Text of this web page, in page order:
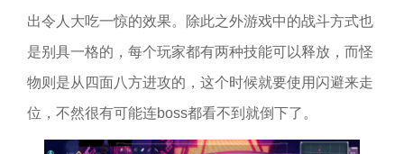
出令人大吃一惊的效果。除此之外游戏中的战斗方式也
是别具一格的，每个玩家都有两种技能可以释放，而怪
物则是从四面八方进攻的，这个时候就要使用闪避来走
位，不然很有可能连boss都看不到就倒下了。